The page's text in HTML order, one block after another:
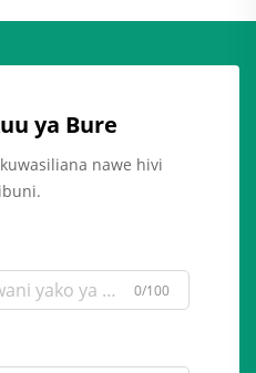
ya Bure
nawe hivi
0/100